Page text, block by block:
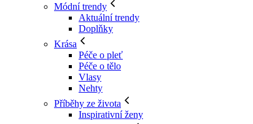
Módní trendy
Aktuální trendy
Doplňky
Krása
Péče o pleť
Péče o tělo
Vlasy
Nehty
Příběhy ze života
Inspirativní ženy